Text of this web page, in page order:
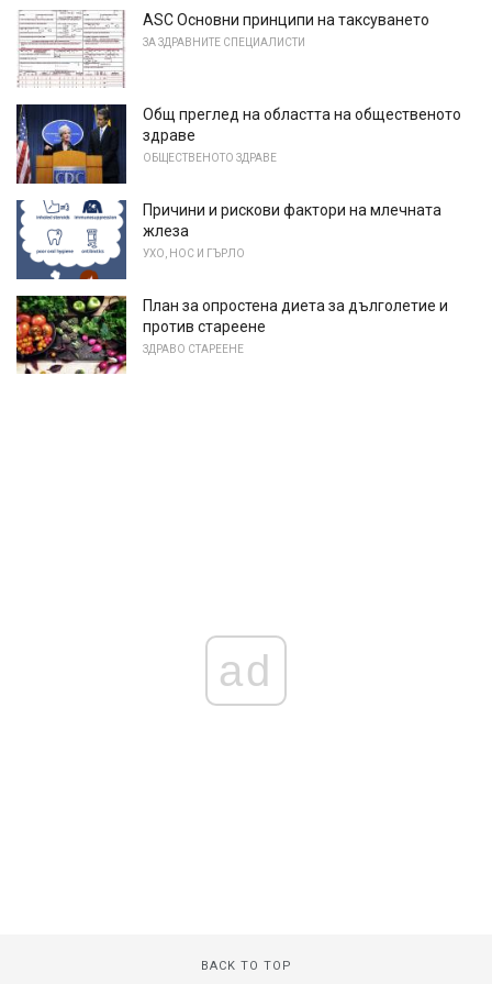
ASC Основни принципи на таксуването
ЗА ЗДРАВНИТЕ СПЕЦИАЛИСТИ
Общ преглед на областта на общественото
здраве
ОБЩЕСТВЕНОТО ЗДРАВЕ
Причини и рискови фактори на млечната
жлеза
УХО, НОС И ГЪРЛО
План за опростена диета за дълголетие и
против стареене
ЗДРАВО СТАРЕЕНЕ
ad
BACK TO TOP